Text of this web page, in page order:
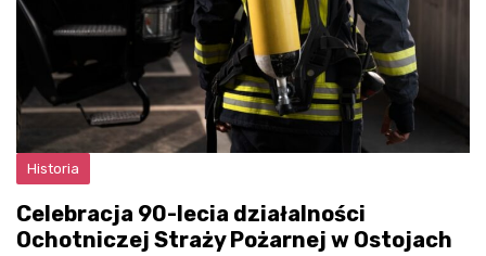
Historia
Celebracja 90-lecia działalności
Ochotniczej Straży Pożarnej w Ostojach